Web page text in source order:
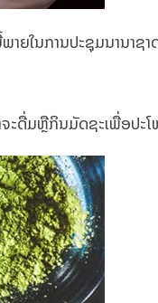
ໃນການປະຊຸມນານາຊ
ດື່ມຫຼືກິນມັດຊະເພື່ອປະໂ